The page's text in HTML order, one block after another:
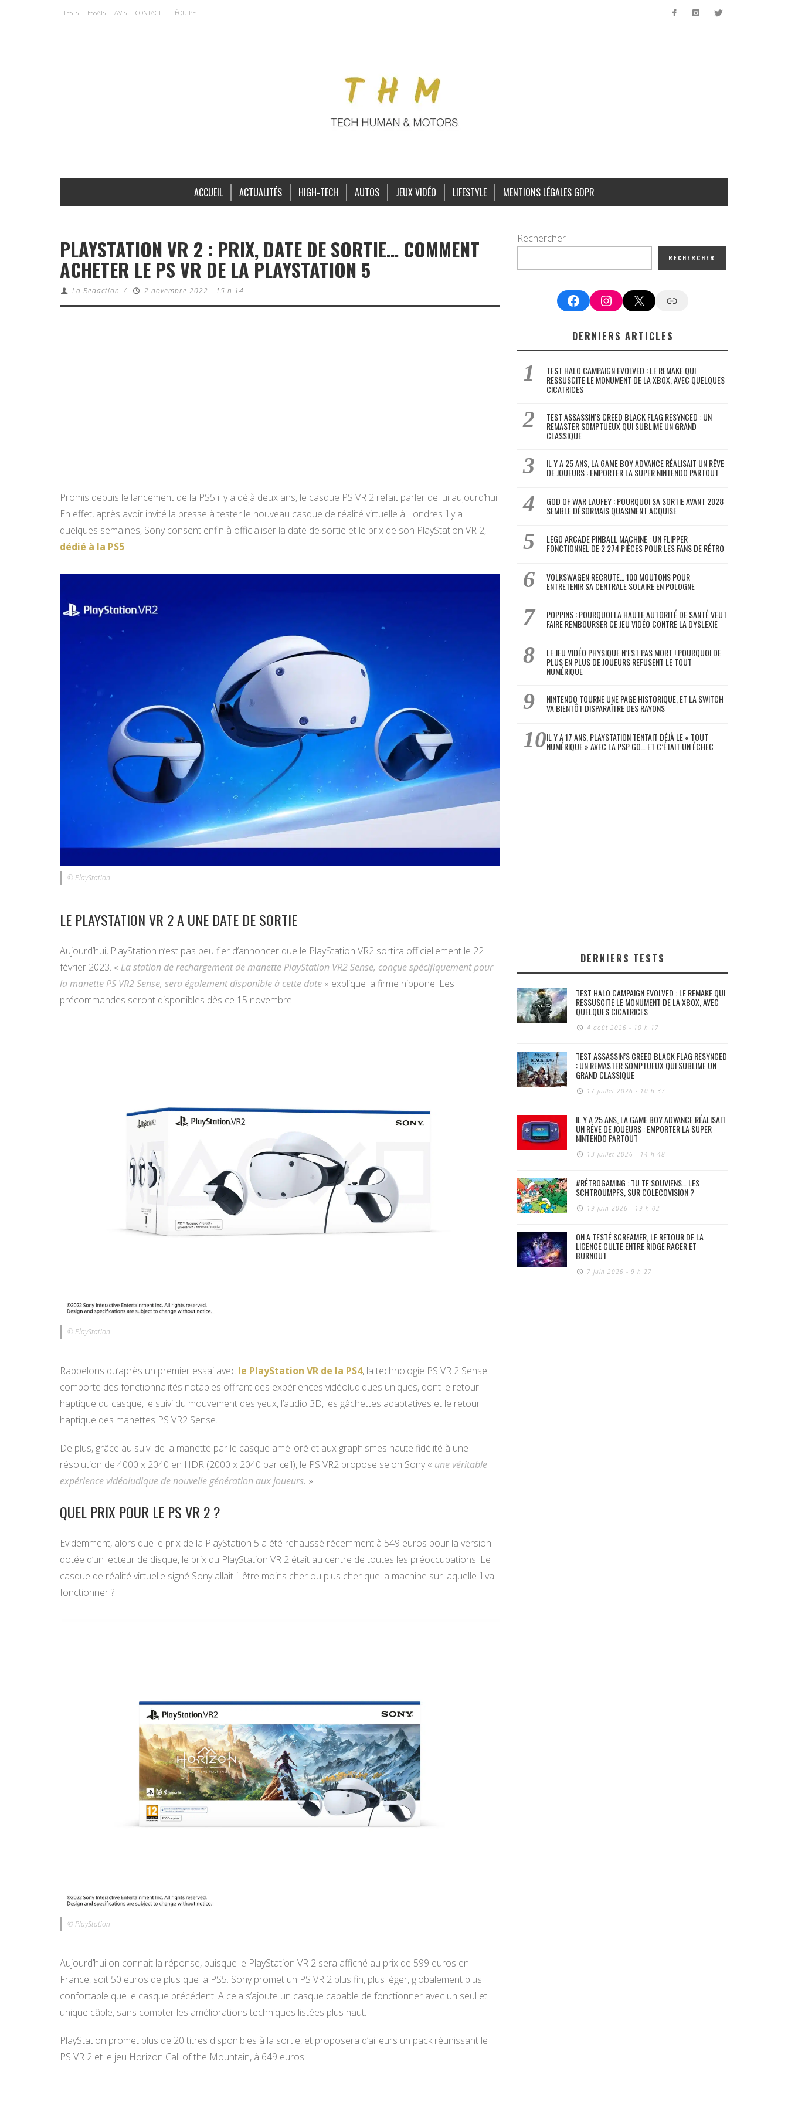
TESTS ESSAIS AVIS CONTACT L’ÉQUIPE
ACCUEIL ACTUALITÉS HIGH-TECH AUTOS JEUX VIDÉO LIFESTYLE MENTIONS LÉGALES GDPR
PLAYSTATION VR 2 : PRIX, DATE DE SORTIE… COMMENT
ACHETER LE PS VR DE LA PLAYSTATION 5
La Redaction / 2 novembre 2022 - 15 h 14
Promis depuis le lancement de la PS5 il y a déjà deux ans, le casque PS VR 2 refait parler de lui aujourd’hui.
En effet, après avoir invité la presse à tester le nouveau casque de réalité virtuelle à Londres il y a
quelques semaines, Sony consent enfin à officialiser la date de sortie et le prix de son PlayStation VR 2,
dédié à la PS5.
© PlayStation
LE PLAYSTATION VR 2 A UNE DATE DE SORTIE
Aujourd’hui, PlayStation n’est pas peu fier d’annoncer que le PlayStation VR2 sortira officiellement le 22
février 2023. « La station de rechargement de manette PlayStation VR2 Sense, conçue spécifiquement pour
la manette PS VR2 Sense, sera également disponible à cette date » explique la firme nippone. Les
précommandes seront disponibles dès ce 15 novembre.
© PlayStation
Rappelons qu’après un premier essai avec le PlayStation VR de la PS4, la technologie PS VR 2 Sense
comporte des fonctionnalités notables offrant des expériences vidéoludiques uniques, dont le retour
haptique du casque, le suivi du mouvement des yeux, l’audio 3D, les gâchettes adaptatives et le retour
haptique des manettes PS VR2 Sense.
De plus, grâce au suivi de la manette par le casque amélioré et aux graphismes haute fidélité à une
résolution de 4000 x 2040 en HDR (2000 x 2040 par œil), le PS VR2 propose selon Sony « une véritable
expérience vidéoludique de nouvelle génération aux joueurs. »
QUEL PRIX POUR LE PS VR 2 ?
Evidemment, alors que le prix de la PlayStation 5 a été rehaussé récemment à 549 euros pour la version
dotée d’un lecteur de disque, le prix du PlayStation VR 2 était au centre de toutes les préoccupations. Le
casque de réalité virtuelle signé Sony allait-il être moins cher ou plus cher que la machine sur laquelle il va
fonctionner ?
© PlayStation
Aujourd’hui on connait la réponse, puisque le PlayStation VR 2 sera affiché au prix de 599 euros en
France, soit 50 euros de plus que la PS5. Sony promet un PS VR 2 plus fin, plus léger, globalement plus
confortable que le casque précédent. A cela s’ajoute un casque capable de fonctionner avec un seul et
unique câble, sans compter les améliorations techniques listées plus haut.
PlayStation promet plus de 20 titres disponibles à la sortie, et proposera d’ailleurs un pack réunissant le
PS VR 2 et le jeu Horizon Call of the Mountain, à 649 euros.
Rechercher
RECHERCHER
FacebookInstagram
X Google News
DERNIERS ARTICLES
TEST HALO CAMPAIGN EVOLVED : LE REMAKE QUI
RESSUSCITE LE MONUMENT DE LA XBOX, AVEC QUELQUES
CICATRICES
TEST ASSASSIN’S CREED BLACK FLAG RESYNCED : UN
REMASTER SOMPTUEUX QUI SUBLIME UN GRAND
CLASSIQUE
IL Y A 25 ANS, LA GAME BOY ADVANCE RÉALISAIT UN RÊVE
DE JOUEURS : EMPORTER LA SUPER NINTENDO PARTOUT
GOD OF WAR LAUFEY : POURQUOI SA SORTIE AVANT 2028
SEMBLE DÉSORMAIS QUASIMENT ACQUISE
LEGO ARCADE PINBALL MACHINE : UN FLIPPER
FONCTIONNEL DE 2 274 PIÈCES POUR LES FANS DE RÉTRO
VOLKSWAGEN RECRUTE… 100 MOUTONS POUR
ENTRETENIR SA CENTRALE SOLAIRE EN POLOGNE
POPPINS : POURQUOI LA HAUTE AUTORITÉ DE SANTÉ VEUT
FAIRE REMBOURSER CE JEU VIDÉO CONTRE LA DYSLEXIE
LE JEU VIDÉO PHYSIQUE N’EST PAS MORT ! POURQUOI DE
PLUS EN PLUS DE JOUEURS REFUSENT LE TOUT
NUMÉRIQUE
NINTENDO TOURNE UNE PAGE HISTORIQUE, ET LA SWITCH
VA BIENTÔT DISPARAÎTRE DES RAYONS
IL Y A 17 ANS, PLAYSTATION TENTAIT DÉJÀ LE « TOUT
NUMÉRIQUE » AVEC LA PSP GO… ET C’ÉTAIT UN ÉCHEC
DERNIERS TESTS
TEST HALO CAMPAIGN EVOLVED : LE REMAKE QUI
RESSUSCITE LE MONUMENT DE LA XBOX, AVEC
QUELQUES CICATRICES
4 août 2026 - 10 h 17
TEST ASSASSIN’S CREED BLACK FLAG RESYNCED
: UN REMASTER SOMPTUEUX QUI SUBLIME UN
GRAND CLASSIQUE
17 juillet 2026 - 10 h 37
IL Y A 25 ANS, LA GAME BOY ADVANCE RÉALISAIT
UN RÊVE DE JOUEURS : EMPORTER LA SUPER
NINTENDO PARTOUT
13 juillet 2026 - 14 h 48
#RÉTROGAMING : TU TE SOUVIENS… LES
SCHTROUMPFS, SUR COLECOVISION ?
19 juin 2026 - 19 h 02
ON A TESTÉ SCREAMER, LE RETOUR DE LA
LICENCE CULTE ENTRE RIDGE RACER ET
BURNOUT
7 juin 2026 - 9 h 27